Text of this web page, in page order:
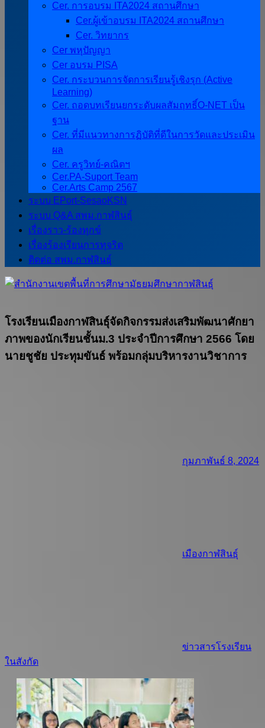
Cer. การอบรม ITA2024 สถานศึกษา
Cer.ผู้เข้าอบรม ITA2024 สถานศึกษา
Cer. วิทยากร
Cer พหุปัญญา
Cer อบรม PISA
Cer. กระบวนการจัดการเรียนรู้เชิงรุก (Active
Learning)
Cer. ถอดบทเรียนยกระดับผลสัมฤทธิ์O-NET เป็น
ฐาน
Cer. ที่มีแนวทางการฏิบัติที่ดีในการวัดและประเมิน
ผล
Cer. ครูวิทย์-คณิตฯ
Cer.PA-Suport Team
Cer.Arts Camp 2567
ระบบ EPort-SesaoKSN
ระบบ Q&A สพม.กาฬสินธุ์
เรื่องราว-ร้องทุกข์
เรื่องร้องเรียนการทุจริต
ติดต่อ สพม.กาฬสินธุ์
โรงเรียนเมืองกาฬสินธุ์จัดกิจกรรมส่งเสริมพัฒนาศักยา
ภาพของนักเรียนชั้นม.3 ประจำปีการศึกษา 2566 โดย
นายชูชัย ประทุมขันธ์ พร้อมกลุ่มบริหารงานวิชาการ
กุมภาพันธ์ 8, 2024
เมืองกาฬสินธุ์
ข่าวสารโรงเรียน
ในสังกัด